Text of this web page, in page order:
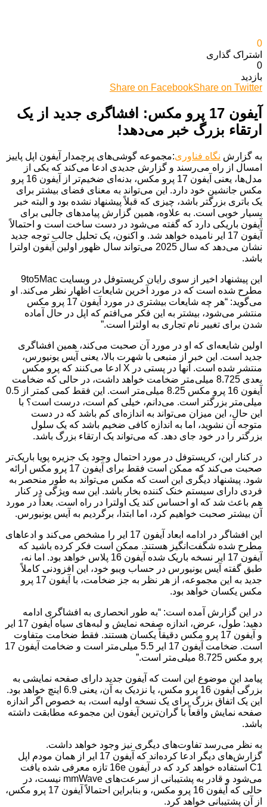
0
اشتراک گذاری‌
0
بازدید
Share on FacebookShare on Twitter
آیفون 17 پرو مکس: افشاگری جدید از یک
ارتقاء بزرگ خبر می‌دهد!
به گزارش نگاه فناوری:مجموعه گوشی‌های پرچمدار آیفون اپل پاییز
امسال از راه می‌رسند و گزارش جدیدی ادعا می‌کند که یکی از
مدل‌ها، یعنی آیفون 17 پرو مکس، بدنه‌ای ضخیم‌تر از آیفون 16 پرو
مکس جانشین خود دارد. این می‌تواند به معنای فضای بیشتر برای
یک باتری بزرگتر باشد، چیزی که قبلاً پیشنهاد نشده بود و البته خبر
بسیار خوبی است. به علاوه، همین گزارش پیامدهای جالبی برای
آیفون باریکی دارد که گفته می‌شود در دست ساخت است و احتمالاً
آیفون 17 ایر نامیده خواهد شد. و اکنون، یک تحلیل جالب توجه جدید
نشان می‌دهد که سال 2025 می‌تواند سال ظهور اولین آیفون اولترا
باشد.
این پیشنهاد اخیر از سوی رایان کریستوفل در وبسایت 9to5Mac
مطرح شده است که در مورد آخرین شایعات اظهار نظر می‌کند. او
می‌گوید: “هر چه شایعات بیشتری در مورد آیفون 17 پرو مکس
منتشر می‌شود، بیشتر به این فکر می‌افتم که اپل در حال آماده
شدن برای تغییر نام تجاری به اولترا است.”
اولین شایعه‌ای که او در مورد آن صحبت می‌کند، همین افشاگری
جدید است. این خبر از منبعی با شهرت بالا، یعنی آیس یونیورس،
منتشر شده است. آنها در پستی در X ادعا می‌کنند که پرو مکس
بعدی 8.725 میلی‌متر ضخامت خواهد داشت، در حالی که ضخامت
آیفون 16 پرو مکس 8.25 میلی‌متر است. این فقط کمی کمتر از 0.5
میلی‌متر بزرگتر است. می‌دانم، خیلی کم است، درست است؟ با
این حال، این میزان می‌تواند به اندازه‌ای کم باشد که در دست
متوجه آن نشوید، اما به اندازه کافی ضخیم باشد که یک سلول
بزرگتر را در خود جای دهد. که می‌تواند یک ارتقاء بزرگ باشد.
در کنار این، کریستوفل در مورد احتمال وجود یک جزیره پویا باریک‌تر
صحبت می‌کند که ممکن است فقط برای آیفون 17 پرو مکس ارائه
شود. پیشنهاد دیگری این است که مکس می‌تواند به طور منحصر به
فردی دارای سیستم خنک کننده بخار باشد. این سه ویژگی در کنار
هم باعث شد که او احساس کند یک اولترا در راه است. بعداً در مورد
آن بیشتر صحبت خواهیم کرد، اما ابتدا، برگردیم به آیس یونیورس.
این افشاگر در ادامه ابعاد آیفون 17 ایر را مشخص می‌کند و ادعاهای
مطرح شده شگفت‌انگیز هستند. ممکن است فکر کرده باشید که
آیفون 17 ایر نسخه باریک شده آیفون 16 پلاس خواهد بود. اما نه،
طبق گفته آیس یونیورس در حساب ویبو خود، این افزودنی کاملاً
جدید به این مجموعه، از هر نظر به جز ضخامت، با آیفون 17 پرو
مکس یکسان خواهد بود.
در این گزارش آمده است: “به طور انحصاری به افشاگری ادامه
دهید: طول، عرض، اندازه صفحه نمایش و لبه‌های سیاه آیفون 17 ایر
و آیفون 17 پرو مکس دقیقاً یکسان هستند. فقط ضخامت متفاوت
است. ضخامت آیفون 17 ایر 5.5 میلی‌متر است و ضخامت آیفون 17
پرو مکس 8.725 میلی‌متر است.”
پیامد این موضوع این است که آیفون جدید دارای صفحه نمایشی به
بزرگی آیفون 16 پرو مکس، یا نزدیک به آن، یعنی 6.9 اینچ خواهد بود.
این یک اتفاق بزرگ برای یک نسخه اولیه است، به خصوص اگر اندازه
صفحه نمایش واقعاً با گران‌ترین آیفون این مجموعه مطابقت داشته
باشد.
به نظر می‌رسد تفاوت‌های دیگری نیز وجود خواهد داشت.
گزارش‌های دیگر ادعا کرده‌اند که آیفون 17 ایر از همان مودم اپل
C1 استفاده خواهد کرد که در آیفون 16e تازه معرفی شده یافت
می‌شود و قادر به پشتیبانی از سرعت‌های mmWave نیست، در
حالی که آیفون 16 پرو مکس، و بنابراین احتمالاً آیفون 17 پرو مکس،
از آن پشتیبانی خواهد کرد.